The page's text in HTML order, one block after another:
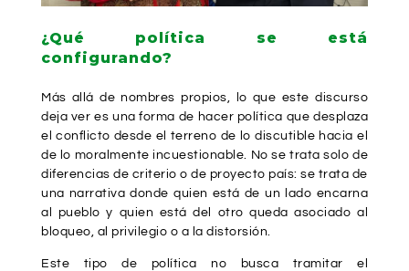
¿Qué política se está
configurando?
Más allá de nombres propios, lo que este discurso
deja ver es una forma de hacer política que desplaza
el conflicto desde el terreno de lo discutible hacia el
de lo moralmente incuestionable. No se trata solo de
diferencias de criterio o de proyecto país: se trata de
una narrativa donde quien está de un lado encarna
al pueblo y quien está del otro queda asociado al
bloqueo, al privilegio o a la distorsión.
Este tipo de política no busca tramitar el